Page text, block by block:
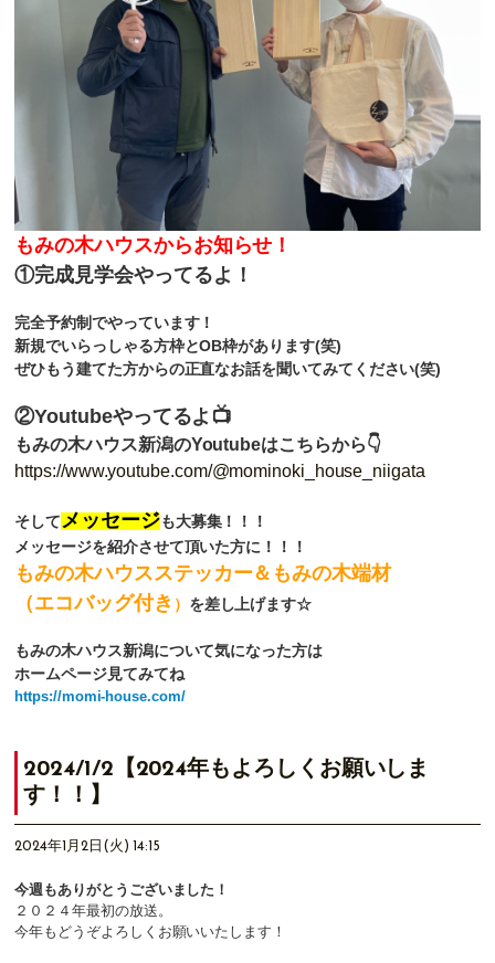
もみの木ハウスからお知らせ！
①完成見学会やってるよ！
完全予約制でやっています！
新規でいらっしゃる方枠とOB枠があります(笑)
ぜひもう建てた方からの正直なお話を聞いてみてください(笑)
②Youtubeやってるよ📺
もみの木ハウス新潟のYoutubeはこちらから👇
https://www.youtube.com/@mominoki_house_niigata
そしてメッセージも大募集！！！
メッセージを紹介させて頂いた方に！！！
もみの木ハウスステッカー＆もみの木端材
（エコバッグ付き ） を差し上げます☆
もみの木ハウス新潟について気になった方は
ホームページ見てみてね
https://momi-house.com/
2024/1/2【2024年もよろしくお願いしま
す！！】
2024年1月2日(火) 14:15
今週もありがとうございました！
２０２４年最初の放送。
今年もどうぞよろしくお願いいたします！